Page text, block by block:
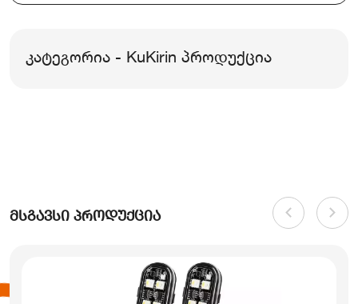
კატეგორია - KuKirin პროდუქცია
მსგავსი პროდუქცია